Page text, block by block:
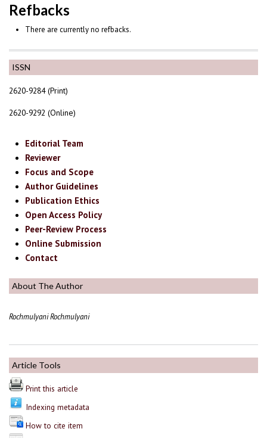
ISSN
2620-9284 (Print)
2620-9292 (Online)
Editorial Team
Reviewer
Focus and Scope
Author Guidelines
Publication Ethics
Open Access Policy
Peer-Review Process
Online Submission
Contact
About The Author
Rochmulyani Rochmulyani
Article Tools
Print this article
Indexing metadata
How to cite item
Refbacks
There are currently no refbacks.